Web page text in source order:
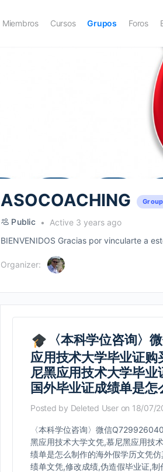
Miembros Cursos Grupos Foros
ASOCOACHING Group
Public
Active 3 years ago
BIENVENIDOS Gracias por vincularte a
Organizer:
〈本科学位咨询
应用技术大学毕业证
尼黑应用技术大学毕
国外毕业证成绩单是
Posted by Deleted User on 18/07/
〈本科学位咨询〉微信
黑应用技术大学文凭,慕尼黑应用技
绩单是怎么制作的海外假学历文凭
绩单文凭,修改成绩,伪造假毕业证,